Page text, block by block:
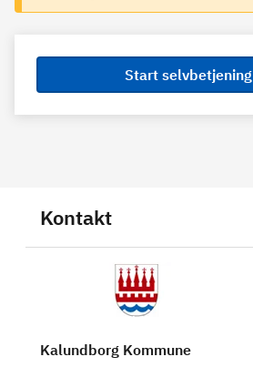
Start selvbetjening
Kontakt
Kalundborg Kommune